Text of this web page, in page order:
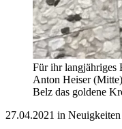
Für ihr langjähriges
Anton Heiser
Belz das goldene
27.04.2021 in Neuigkeiten